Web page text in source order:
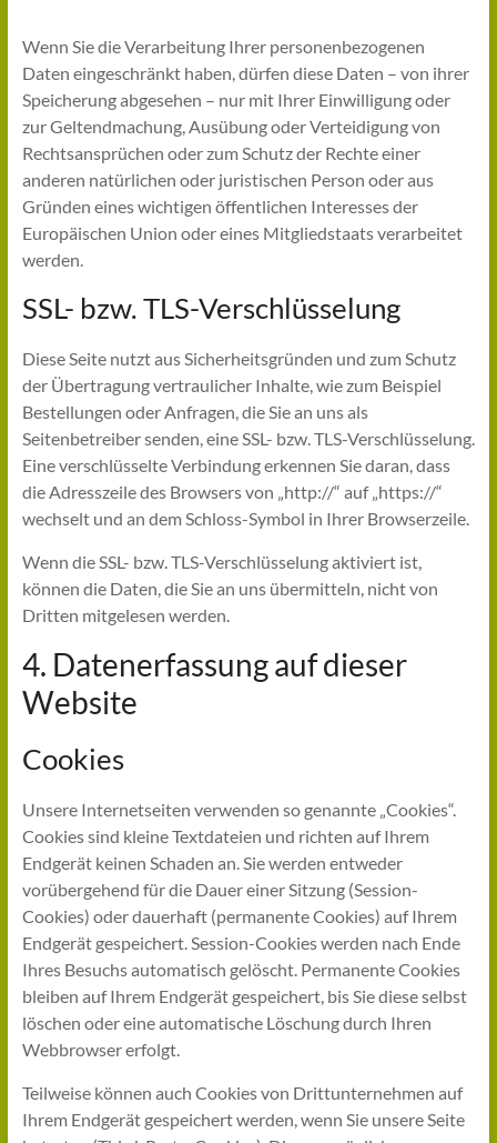
Wenn Sie die Verarbeitung Ihrer personenbezogenen
Daten eingeschränkt haben, dürfen diese Daten – von ihrer
Speicherung abgesehen – nur mit Ihrer Einwilligung oder
zur Geltendmachung, Ausübung oder Verteidigung von
Rechtsansprüchen oder zum Schutz der Rechte einer
anderen natürlichen oder juristischen Person oder aus
Gründen eines wichtigen öffentlichen Interesses der
Europäischen Union oder eines Mitgliedstaats verarbeitet
werden.
SSL- bzw. TLS-Verschlüsselung
Diese Seite nutzt aus Sicherheitsgründen und zum Schutz
der Übertragung vertraulicher Inhalte, wie zum Beispiel
Bestellungen oder Anfragen, die Sie an uns als
Seitenbetreiber senden, eine SSL- bzw. TLS-Verschlüsselung.
Eine verschlüsselte Verbindung erkennen Sie daran, dass
die Adresszeile des Browsers von „http://“ auf „https://“
wechselt und an dem Schloss-Symbol in Ihrer Browserzeile.
Wenn die SSL- bzw. TLS-Verschlüsselung aktiviert ist,
können die Daten, die Sie an uns übermitteln, nicht von
Dritten mitgelesen werden.
4. Datenerfassung auf dieser
Website
Cookies
Unsere Internetseiten verwenden so genannte „Cookies“.
Cookies sind kleine Textdateien und richten auf Ihrem
Endgerät keinen Schaden an. Sie werden entweder
vorübergehend für die Dauer einer Sitzung (Session-
Cookies) oder dauerhaft (permanente Cookies) auf Ihrem
Endgerät gespeichert. Session-Cookies werden nach Ende
Ihres Besuchs automatisch gelöscht. Permanente Cookies
bleiben auf Ihrem Endgerät gespeichert, bis Sie diese selbst
löschen oder eine automatische Löschung durch Ihren
Webbrowser erfolgt.
Teilweise können auch Cookies von Drittunternehmen auf
Ihrem Endgerät gespeichert werden, wenn Sie unsere Seite